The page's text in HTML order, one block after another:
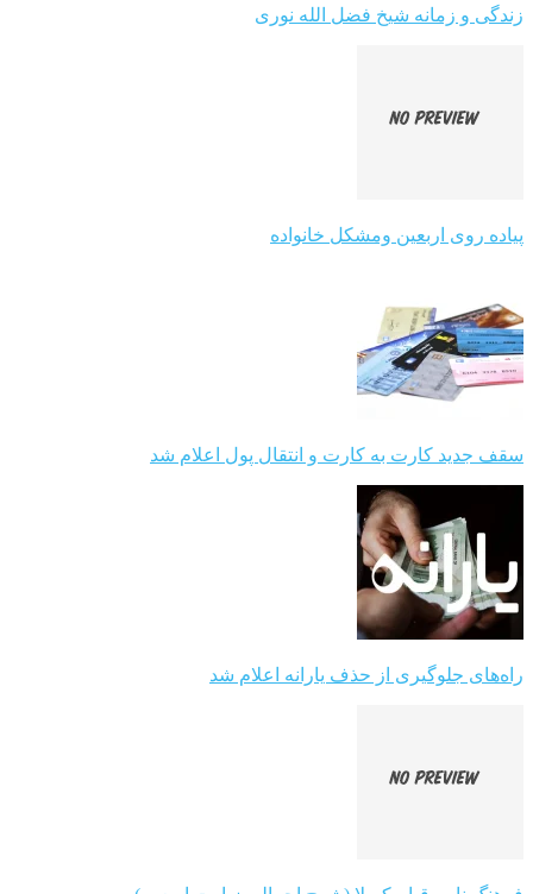
زندگی و زمانه شیخ فضل الله نوری
پیاده روی اربعین ومشکل خانواده
سقف جدید کارت به کارت و انتقال پول اعلام شد
راه‌های جلوگیری از حذف یارانه اعلام شد